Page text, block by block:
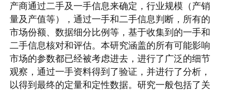
产商通过二手及一手信息来确定，行业规模（产销
量及产值等），通过一手和二手信息判断，所有的
市场份额、数据细分比例等，基于收集到的一手和
二手信息核对和评估。本研究涵盖的所有可能影响
市场的参数都已经被考虑进去，进行了广泛的细节
观察，通过一手资料得到了验证，并进行了分析，
以得到最终的定量和定性数据。研究一般包括了关